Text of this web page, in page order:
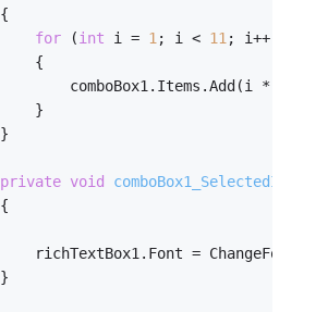
for (int i = 1 ; i < 11 ; i++)
{
comboBox1.Items.Add(i *
}
private void
richTextBox1.Font =